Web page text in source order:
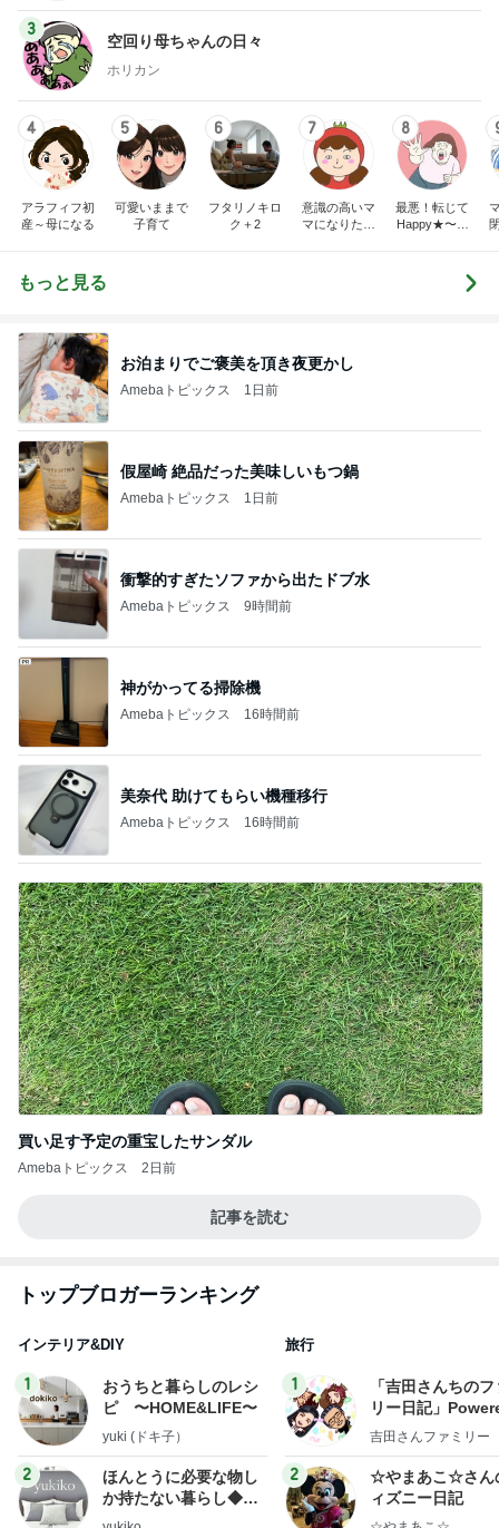
3
空回り母ちゃんの日々
ホリカン
4
アラフィフ初
産～母になる
5
可愛いままで
子育て
6
フタリノキロ
ク＋2
7
意識の高いマ
マになりたか
8
最悪！転じて
Happy★〜タ
くじり帳」〜
もっと見る
お泊まりでご褒美を頂き夜更かし
Amebaトピックス 1日前
假屋崎 絶品だった美味しいもつ鍋
Amebaトピックス 1日前
衝撃的すぎたソファから出たドブ水
Amebaトピックス 9時間前
神がかってる掃除機
Amebaトピックス 16時間前
美奈代 助けてもらい機種移行
Amebaトピックス 16時間前
買い足す予定の重宝したサンダル
Amebaトピックス 2日前
記事を読む
トップブロガーランキング
インテリア&DIY
1
おうちと暮らしのレシ
ピ 〜HOME&LIFE〜
yuki (ドキ子）
2
ほんとうに必要な物し
か持たない暮らし◆Ke
ep Life Simple◆〜イ
旅行
1
「吉田さんちの
リー日記」
y Ameba 吉田さ
ログ
吉田さんファミリー
2
☆やまあこ☆さん
ィズニー日記